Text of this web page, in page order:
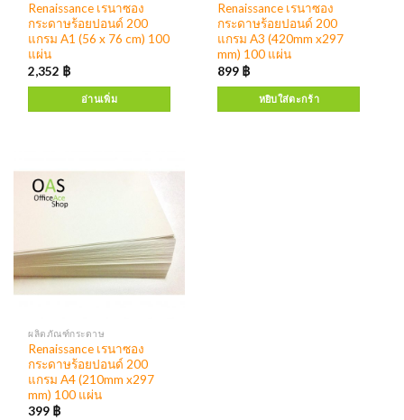
Renaissance เรนาซอง
กระดาษร้อยปอนด์ 200
แกรม A1 (56 x 76 cm) 100
แผ่น
2,352 ฿
อ่านเพิ่ม
Renaissance เรนาซอง
กระดาษร้อยปอนด์ 200
แกรม A3 (420mm x297
mm) 100 แผ่น
899 ฿
หยิบใส่ตะกร้า
ผลิตภัณฑ์กระดาษ
Renaissance เรนาซอง
กระดาษร้อยปอนด์ 200
แกรม A4 (210mm x297
mm) 100 แผ่น
399 ฿